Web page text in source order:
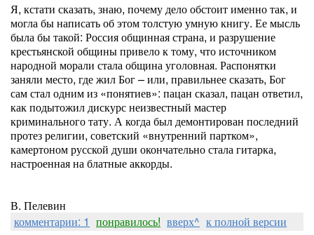
Я, кстати сказать, знаю, почему дело обстоит именно так, и
могла бы написать об этом толстую умную книгу. Ее мысль
была бы такой: Россия общинная страна, и разрушение
крестьянской общины привело к тому, что источником
народной морали стала община уголовная. Распонятки
заняли место, где жил Бог – или, правильнее сказать, Бог
сам стал одним из «понятиев»: пацан сказал, пацан ответил,
как подытожил дискурс неизвестный мастер
криминального тату. А когда был демонтирован последний
протез религии, советский «внутренний партком»,
камертоном русской души окончательно стала гитарка,
настроенная на блатные аккорды.
В. Пелевин
комментарии: 1 понравилось! вверх^ к полной версии